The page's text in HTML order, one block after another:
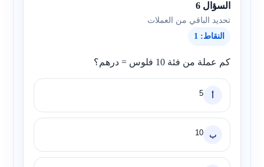
السؤال 6
تحديد الباقي من العملات
النقاط: 1
كم عملة من فئة 10 فلوس = درهم؟
أ 5
ب 10